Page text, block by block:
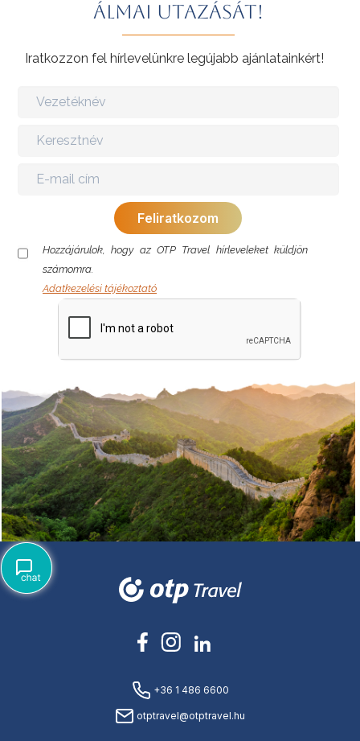
álmai utazását!
Iratkozzon fel hírlevelünkre legújabb ajánlatainkért!
Hozzájárulok, hogy az OTP Travel hírleveleket küldjön
számomra.
Adatkezelési tájékoztató
+36 1 486 6600
otptravel@otptravel.hu